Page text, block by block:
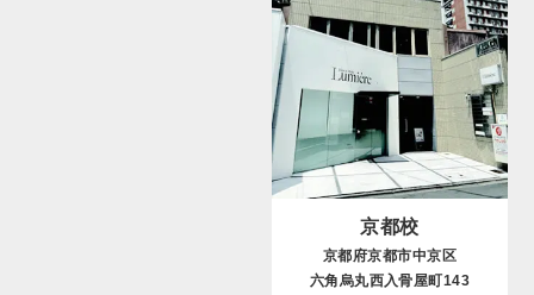
京都校
京都府京都市中京区
六角烏丸西入骨屋町143